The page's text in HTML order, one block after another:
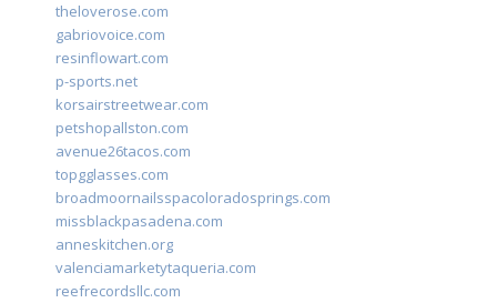
theloverose.com
gabriovoice.com
resinflowart.com
p-sports.net
korsairstreetwear.com
petshopallston.com
avenue26tacos.com
topgglasses.com
broadmoornailsspacoloradosprings.com
missblackpasadena.com
anneskitchen.org
valenciamarketytaqueria.com
reefrecordsllc.com